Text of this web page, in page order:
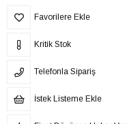
Favorilere Ekle
Kritik Stok
Telefonla Sipariş
İstek Listeme Ekle